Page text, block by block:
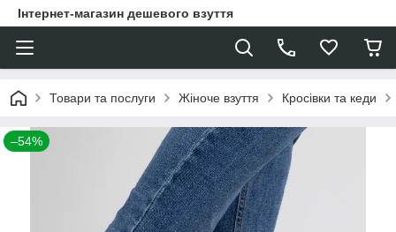
Інтернет-магазин дешевого взуття
Товари та послуги Жіноче взуття Кросівки та кеди
–54%